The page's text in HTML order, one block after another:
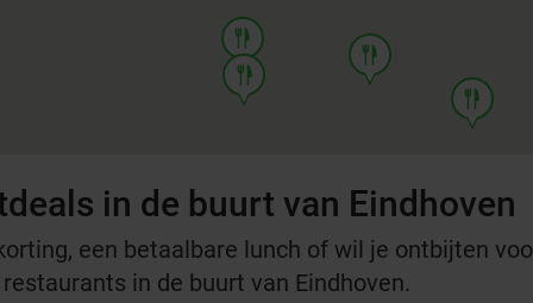
food
food
food
food
in de buurt van Eindhoven
een betaalbare lunch of wil je ontbijten
in de buurt van Eindhoven.